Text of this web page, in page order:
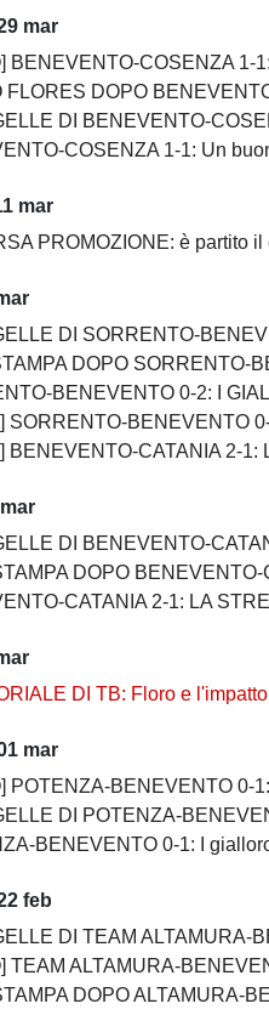
mar
COSENZA 1-1: ALLA STREGA
DOPO BENEVENTO-
COSENZA: Scognamillo solito gladiatore, bene Prisco, in
COSENZA 1-1: Un buon primo tempo
mar
PROMOZIONE: è partito il
DI SORRENTO-BENEVENTO: Salvemini
SORRENTO-BENEVENTO, FLORO FLORES:"I ragazzi
BENEVENTO 0-2: I GIALLOROSSI SI
BENEVENTO 0-2: I GIALLOROSSI
BENEVENTO-CATANIA 2-1:
DI BENEVENTO-CATANIA:
DOPO BENEVENTO-CATANIA, FLORO
CATANIA 2-1: LA STREGA PIEGA I
DI TB: Floro e l'impatto
mar
BENEVENTO 0-1: I
DI POTENZA-BENEVENTO: Scognamillo e
BENEVENTO 0-1: I
feb
DI TEAM ALTAMURA-BENEVENTO: Tumminello e
ALTAMURA-BENEVENTO 1-2: I
DOPO ALTAMURA-BENEVENTO, FLORO